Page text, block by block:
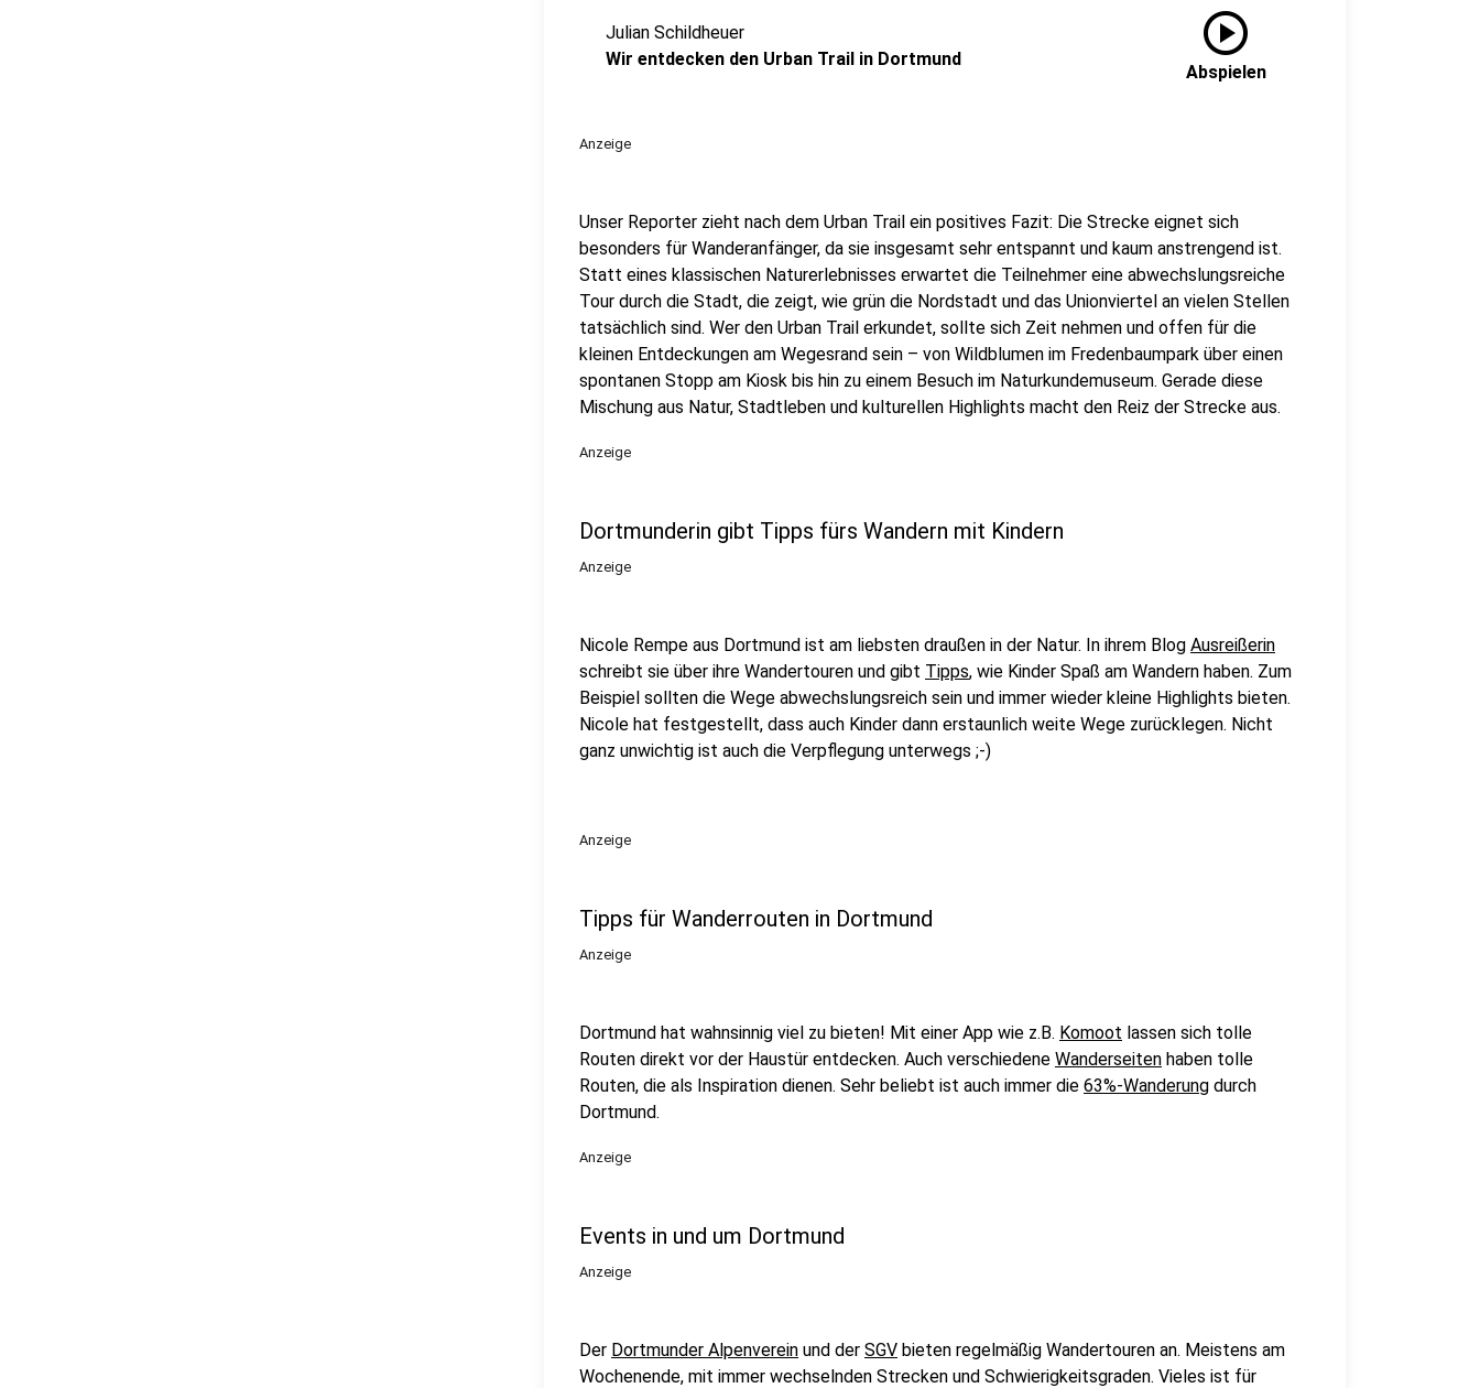
Julian Schildheuer
Wir entdecken den Urban Trail in Dortmund
play_circle
Abspielen
Anzeige
Unser Reporter zieht nach dem Urban Trail ein positives Fazit: Die Strecke eignet sich
besonders für Wanderanfänger, da sie insgesamt sehr entspannt und kaum anstrengend ist.
Statt eines klassischen Naturerlebnisses erwartet die Teilnehmer eine abwechslungsreiche
Tour durch die Stadt, die zeigt, wie grün die Nordstadt und das Unionviertel an vielen Stellen
tatsächlich sind. Wer den Urban Trail erkundet, sollte sich Zeit nehmen und offen für die
kleinen Entdeckungen am Wegesrand sein – von Wildblumen im Fredenbaumpark über einen
spontanen Stopp am Kiosk bis hin zu einem Besuch im Naturkundemuseum. Gerade diese
Mischung aus Natur, Stadtleben und kulturellen Highlights macht den Reiz der Strecke aus.
Anzeige
Dortmunderin gibt Tipps fürs Wandern mit Kindern
Anzeige
Nicole Rempe aus Dortmund ist am liebsten draußen in der Natur. In ihrem Blog Ausreißerin
schreibt sie über ihre Wandertouren und gibt Tipps, wie Kinder Spaß am Wandern haben. Zum
Beispiel sollten die Wege abwechslungsreich sein und immer wieder kleine Highlights bieten.
Nicole hat festgestellt, dass auch Kinder dann erstaunlich weite Wege zurücklegen. Nicht
ganz unwichtig ist auch die Verpflegung unterwegs ;-)
Anzeige
Tipps für Wanderrouten in Dortmund
Anzeige
Dortmund hat wahnsinnig viel zu bieten! Mit einer App wie z.B. Komoot lassen sich tolle
Routen direkt vor der Haustür entdecken. Auch verschiedene Wanderseiten haben tolle
Routen, die als Inspiration dienen. Sehr beliebt ist auch immer die 63%-Wanderung durch
Dortmund.
Anzeige
Events in und um Dortmund
Anzeige
Der Dortmunder Alpenverein und der SGV bieten regelmäßig Wandertouren an. Meistens am
Wochenende, mit immer wechselnden Strecken und Schwierigkeitsgraden. Vieles ist für